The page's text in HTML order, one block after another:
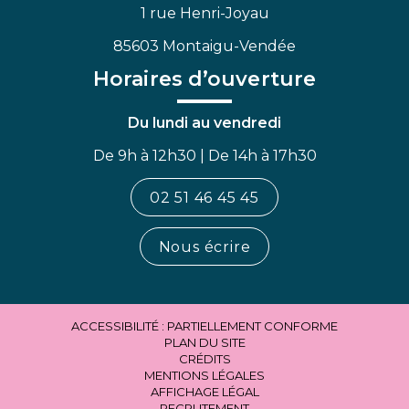
1 rue Henri-Joyau
85603 Montaigu-Vendée
Horaires d’ouverture
Du lundi au vendredi
De 9h à 12h30 | De 14h à 17h30
02 51 46 45 45
Nous écrire
ACCESSIBILITÉ : PARTIELLEMENT CONFORME
PLAN DU SITE
CRÉDITS
MENTIONS LÉGALES
AFFICHAGE LÉGAL